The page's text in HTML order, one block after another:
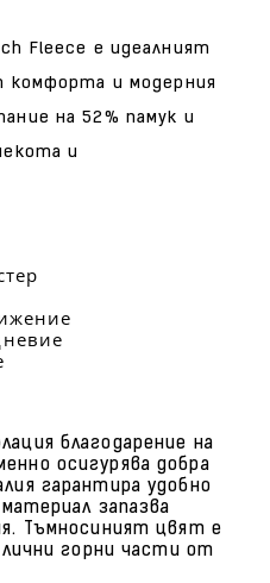
Fleece е идеалният
комфорта и модерния
на 52% памук и
и
благодарение на
осигурява добра
гарантира удобно
запазва
Тъмносиният цвят е
горни части от